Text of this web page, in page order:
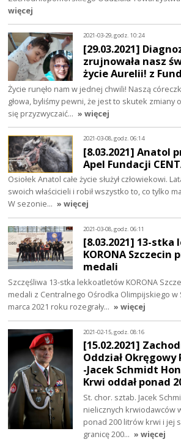
więcej
2021-03-29, godz. 10:24
[29.03.2021]
zrujnowała nasz
życie Aurelii! z
Życie runęło nam w jednej chwili! Naszą
głowa, byliśmy pewni, że jest to skutek zmiany
się przyzwyczaić… » więcej
2021-03-08, godz. 06:14
[8.03.2021] Anatol
Apel Fundacji
Osiołek Anatol całe życie służył człowiekowi.
swoich właścicieli i robił wszystko to, co tylko
W sezonie… » więcej
2021-03-08, godz. 06:11
[8.03.2021] 13-
KORONA Szczecin
medali
Szczęśliwa 13-stka lekkoatletów KORONA
medali z Centralnego Ośrodka Olimpijskiego w
marca 2021 roku rozegrały… » więcej
2021-02-15, godz. 08:16
[15.02.2021]
Oddział Okręgowy
-Jacek Schmidt
Krwi oddał ponad
St. chor. sztab. Jacek
nielicznych krwiodawców
ponad 200 litrów krwi i jej
granicę 200… » więcej